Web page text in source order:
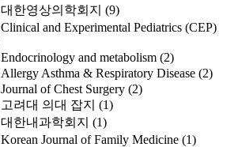
대한영상의학회지 (9)
Clinical and Experimental Pediatrics (CEP)
Endocrinology and metabolism (2)
Allergy Asthma & Respiratory Disease (2)
Journal of Chest Surgery (2)
고려대 의대 잡지 (1)
대한내과학회지 (1)
Korean Journal of Family Medicine (1)